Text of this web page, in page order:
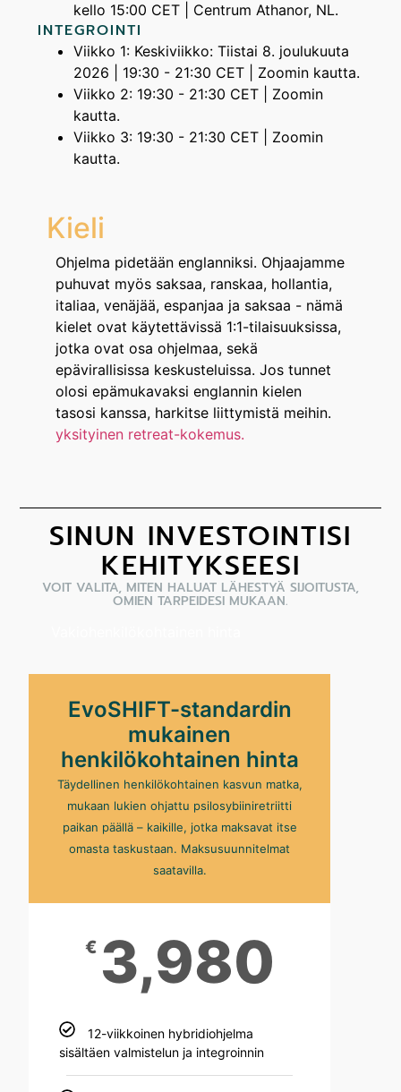
kello 15:00 CET | Centrum Athanor, NL.
INTEGROINTI
Viikko 1: Keskiviikko: Tiistai 8. joulukuuta
2026 | 19:30 - 21:30 CET | Zoomin kautta.
Viikko 2: 19:30 - 21:30 CET | Zoomin
kautta.
Viikko 3: 19:30 - 21:30 CET | Zoomin
kautta.
Kieli
Ohjelma pidetään englanniksi. Ohjaajamme
puhuvat myös saksaa, ranskaa, hollantia,
italiaa, venäjää, espanjaa ja saksaa - nämä
kielet ovat käytettävissä 1:1-tilaisuuksissa,
jotka ovat osa ohjelmaa, sekä
epävirallisissa keskusteluissa. Jos tunnet
olosi epämukavaksi englannin kielen
tasosi kanssa, harkitse liittymistä meihin.
yksityinen retreat-kokemus.
SINUN INVESTOINTISI
KEHITYKSEESI
VOIT VALITA, MITEN HALUAT LÄHESTYÄ SIJOITUSTA,
OMIEN TARPEIDESI MUKAAN.
EvoSHIFT-standardin
mukainen
henkilökohtainen hinta
Täydellinen henkilökohtainen kasvun matka,
mukaan lukien ohjattu psilosybiiniretriitti
paikan päällä – kaikille, jotka maksavat itse
omasta taskustaan. Maksusuunnitelmat
saatavilla.
€ 3,980
12-viikkoinen hybridiohjelma
sisältäen valmistelun ja integroinnin